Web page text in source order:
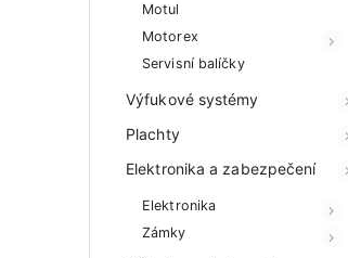
Motul
Motorex
Servisní balíčky
Výfukové systémy
Plachty
Elektronika a zabezpečení
Elektronika
Zámky